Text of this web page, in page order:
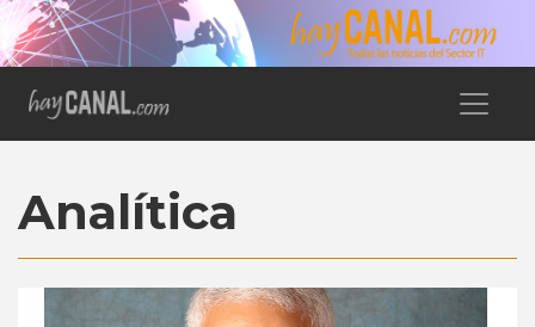
Analítica